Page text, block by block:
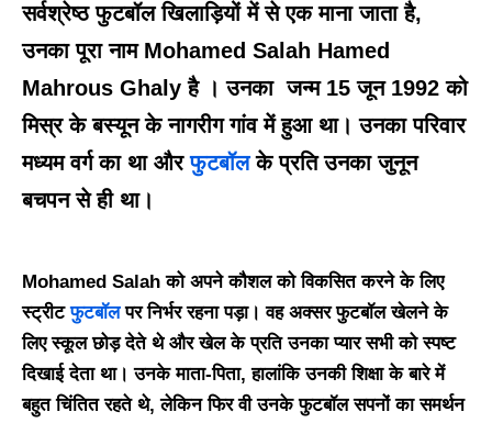
सर्वश्रेष्ठ फुटबॉल खिलाड़ियों में से एक माना जाता है,
उनका पूरा नाम Mohamed Salah Hamed
Mahrous Ghaly है । उनका जन्म 15 जून 1992 को
मिस्र के बस्यून के नागरीग गांव में हुआ था। उनका परिवार
मध्यम वर्ग का था औरफुटबॉलके प्रति उनका जुनून
बचपन से ही था।
Mohamed Salah को अपने कौशल को विकसित करने के लिए
स्ट्रीटफुटबॉलपर निर्भर रहना पड़ा। वह अक्सर फुटबॉल खेलने के
लिए स्कूल छोड़ देते थे और खेल के प्रति उनका प्यार सभी को स्पष्ट
दिखाई देता था। उनके माता-पिता, हालांकि उनकी शिक्षा के बारे में
बहुत चिंतित रहते थे, लेकिन फिर वी उनके फुटबॉल सपनों का समर्थन